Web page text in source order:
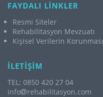
FAYDALI LİNKLER
Resmi Siteler
Rehabilitasyon Mevzuatı
Kişisel Verilerin
İLETİŞİM
TEL: 0850 420 27 04
info
rehabilitasyon.com